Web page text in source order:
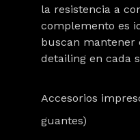
la resistencia a
complemento es
buscan mantener
detailing en cada
Accesorios
guantes)